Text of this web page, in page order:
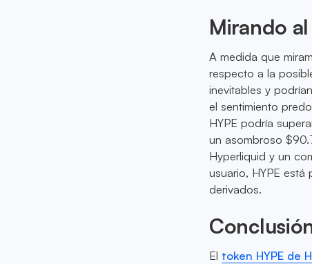
Mirando
A medida que
respecto a la
inevitables y
el sentimiento
HYPE podría
un asombroso
Hyperliquid y un
usuario, HYPE
derivados.
El token HYPE de